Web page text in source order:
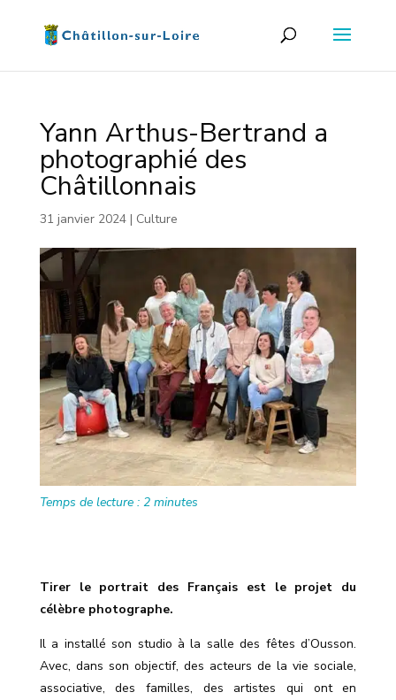
Yann Arthus-Bertrand a
photographié des
Châtillonnais
31 janvier 2024| Culture
Temps de lecture : 2 minutes
Tirer le portrait des Français est le projet du
célèbre photographe.
Il a installé son studio à la salle des fêtes d’Ousson.
Avec, dans son objectif, des acteurs de la vie sociale,
associative, des familles, des artistes qui ont en